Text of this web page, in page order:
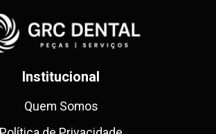
Institucional
Quem Somos